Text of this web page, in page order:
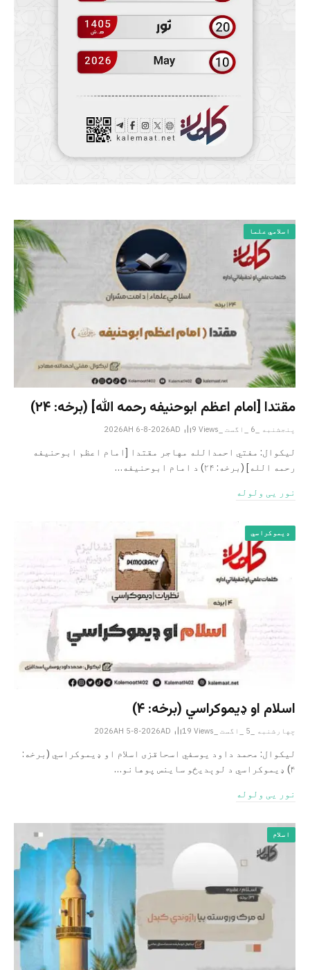
اسلامي علما
مقتدا [امام اعظم ابوحنیفه رحمه الله‎] (برخه: ۲۴)
پنجشنبه _6 _اگست _2026AH 6-8-2026AD 9 Views
لیکوال: مفتي احمدالله مهاجر مقتدا [امام اعظم ابوحنیفه
رحمه الله‎] (برخه: ۲۴) د امام ابوحنيفه…
نور یی ولوله
ډیموکراسي
اسلام او ډیموکراسي (برخه: ۴)
چهارشنبه _5 _اگست _2026AH 5-8-2026AD 19 Views
لیکوال: محمد داود یوسفي اسحاقزی اسلام او ډیموکراسي (برخه:
۴) ډیموکراسي د لوېدیځو ساینس پوهانو…
نور یی ولوله
اسلام